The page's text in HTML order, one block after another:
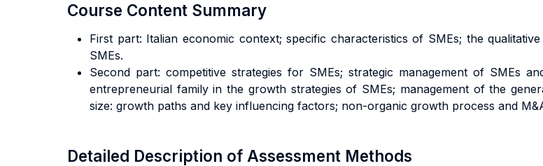
Course Content Summary
First part: Italian economic context; specific characteristics of SMEs; the
SMEs.
Second part: competitive strategies for SMEs; strategic management of SMEs
entrepreneurial family in the growth strategies of SMEs; management of the
size: growth paths and key influencing factors; non-organic growth process and
Detailed Description of Assessment Methods